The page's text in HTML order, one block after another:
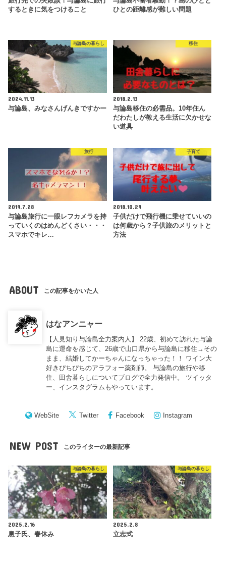
するときに気をつけること
ひとの距離感が難しい問題
与論島の暮らし
2024.11.13
与論島、みなさんげんきですかー
移住
2018.2.13
与論島移住の必需品。10年住ん
だわたしが教える生活に欠かせな
い道具
旅行
2019.7.28
与論島旅行に一眼レフカメラを持
っていくのはめんどくさい・・・
スマホでキレ…
子育て
2018.10.29
子供だけで飛行機に乗せていいの
は何歳から？子供旅のメリットと
方法
ABOUT この記事をかいた人
はなアンニャー
【人見知り与論島全力案内人】 22歳、初めて訪れた与論
島に運命を感じて、26歳で山口県から与論島に移住→その
まま、結婚してかーちゃんになっちゃった！！ ワイン大
好きぴちぴちのアラフォー薬剤師。 与論島の旅行や移
住、田舎暮らしについてブログで全力発信中。 ツイッタ
ー、インスタグラムもやっています。
WebSite Twitter Facebook Instagram
NEW POST このライターの最新記事
与論島の暮らし
2025.2.16
息子氏、春休み
与論島の暮らし
2025.2.8
立志式